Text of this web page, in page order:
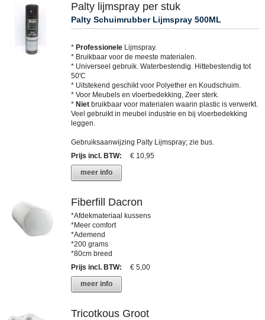
Palty lijmspray per stuk
Palty Schuimrubber Lijmspray 500ML
* Professionele Lijmspray.
* Bruikbaar voor de meeste materialen.
* Universeel gebruik. Waterbestendig. Hittebestendig tot
50'C
* Uitstekend geschikt voor Polyether en Koudschuim.
* Voor Meubels en vloerbedekking, Zeer sterk.
* Niet bruikbaar voor materialen waarin plastic is verwerkt.
Veel gebruikt in meubel industrie en bij vloerbedekking
leggen.
Gebruiksaanwijzing Palty Lijmspray; zie bus.
Prijs incl. BTW:
€ 10,95
meer info
Fiberfill Dacron
*Afdekmateriaal kussens
*Meer comfort
*Ademend
*200 grams
*80cm breed
Prijs incl. BTW:
€ 5,00
meer info
Tricotkous Groot